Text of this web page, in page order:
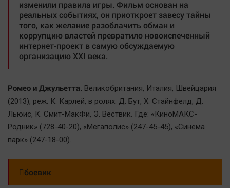
изменили правила игры. Фильм основан на
реальных событиях, он приоткроет завесу тайны
того, как желание разоблачить обман и
коррупцию властей превратило новоиспеченный
интернет-проект в самую обсуждаемую
организацию XXI века.
Ромео и Джульетта. Великобритания, Италия, Швейцария
(2013), реж. К. Карлей, в ролях: Д. Бут, Х. Стайнфелд, Д.
Льюис, К. Смит-МакФи, Э. Вествик. Где: «КиноМАКС-
Родник» (728-40-20), «Мегаполис» (247-45-45), «Синема
парк» (247-18-00).
боевик